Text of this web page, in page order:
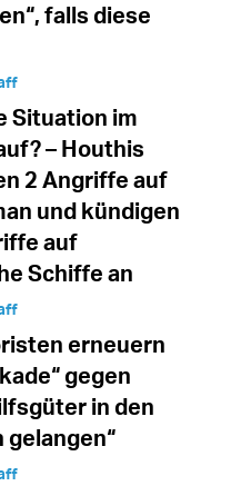
falls diese
Situation im
– Houthis
2 Angriffe auf
und kündigen
auf
Schiffe an
erneuern
gegen
in den